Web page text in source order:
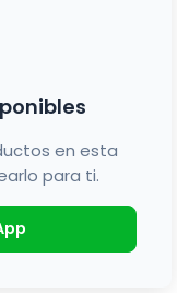
en esta
para ti.